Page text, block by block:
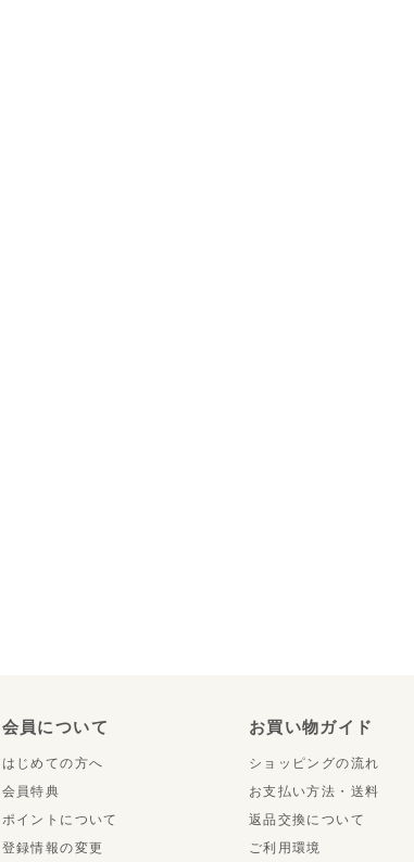
会員について
はじめての方へ
会員特典
ポイントについて
登録情報の変更
お買い物ガイド
ショッピングの流れ
お支払い方法・送料
返品交換について
ご利用環境